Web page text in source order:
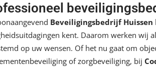
Beveiligingsbedrijf Huissen
kent. Daarom werken wij
op uw wensen. Of het nu gaat om
ofzorgbeveiliging, bij